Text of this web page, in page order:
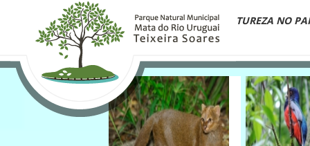
QUEM SOMOS PLANO DE MANEJO NATUREZA NO